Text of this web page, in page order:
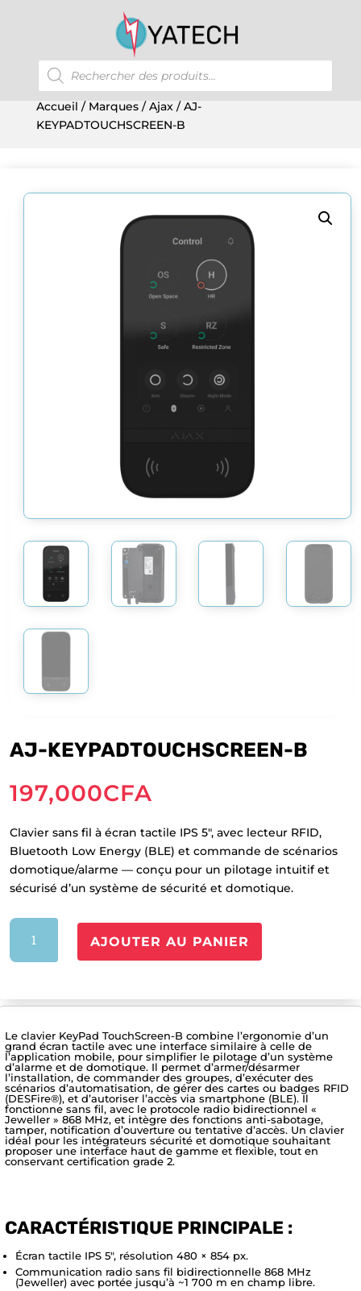
Recherche
de
produits
Accueil / Marques/Ajax/ AJ-
KEYPADTOUCHSCREEN-B
AJ-KEYPADTOUCHSCREEN-B
197,000CFA
Clavier sans fil à écran tactile IPS 5″, avec lecteur RFID,
Bluetooth Low Energy (BLE) et commande de scénarios
domotique/alarme — conçu pour un pilotage intuitif et
sécurisé d’un système de sécurité et domotique.
quantité
AJ-
B
AJOUTER AU PANIER
Le clavier KeyPad TouchScreen-B combine l’ergonomie d’un
grand écran tactile avec une interface similaire à celle de
l’application mobile, pour simplifier le pilotage d’un système
d’alarme et de domotique. Il permet d’armer/désarmer
l’installation, de commander des groupes, d’exécuter des
scénarios d’automatisation, de gérer des cartes ou badges RFID
(DESFire®), et d’autoriser l’accès via smartphone (BLE). Il
fonctionne sans fil, avec le protocole radio bidirectionnel «
Jeweller » 868 MHz, et intègre des fonctions anti-sabotage,
tamper, notification d’ouverture ou tentative d’accès. Un clavier
idéal pour les intégrateurs sécurité et domotique souhaitant
proposer une interface haut de gamme et flexible, tout en
conservant certification grade 2.
CARACTÉRISTIQUE PRINCIPALE :
Écran tactile IPS 5″, résolution 480 × 854 px.
Communication radio sans fil bidirectionnelle 868 MHz
(Jeweller) avec portée jusqu’à ~1 700 m en champ libre.